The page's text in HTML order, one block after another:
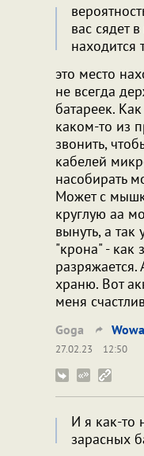
вас сядет
находится
это место
не всегда
батареек.
каком-то из
звонить,
кабелей
насобирать
Может с
круглую аа
вынуть, а
"крона" - как
храню. Вот
меня
Goga
27.02.23
12:50
И я как-то
зарасных